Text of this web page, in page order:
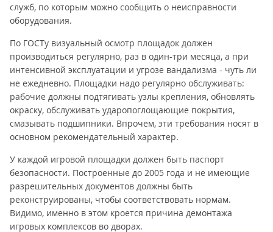
служб, по которым можно сообщить о неисправности
оборудования.
По ГОСТу визуальный осмотр площадок должен
производиться регулярно, раз в один-три месяца, а при
интенсивной эксплуатации и угрозе вандализма - чуть ли
не ежедневно. Площадки надо регулярно обслуживать:
рабочие должны подтягивать узлы крепления, обновлять
окраску, обслуживать ударопоглощающие покрытия,
смазывать подшипники. Впрочем, эти требования носят в
основном рекомендательный характер.
У каждой игровой площадки должен быть паспорт
безопасности. Построенные до 2005 года и не имеющие
разрешительных документов должны быть
реконструированы, чтобы соответствовать нормам.
Видимо, именно в этом кроется причина демонтажа
игровых комплексов во дворах.